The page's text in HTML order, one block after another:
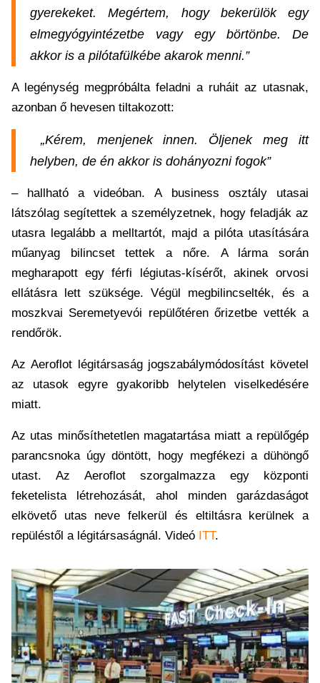
gyerekeket. Megértem, hogy bekerülök egy
elmegyógyintézetbe vagy egy börtönbe. De
akkor is a pilótafülkébe akarok menni.”
A legénység megpróbálta feladni a ruháit az utasnak,
azonban ő hevesen tiltakozott:
„Kérem, menjenek innen. Öljenek meg itt
helyben, de én akkor is dohányozni fogok”
– hallható a videóban. A business osztály utasai
látszólag segítettek a személyzetnek, hogy feladják az
utasra legalább a melltartót, majd a pilóta utasítására
műanyag bilincset tettek a nőre. A lárma során
megharapott egy férfi légiutas-kísérőt, akinek orvosi
ellátásra lett szüksége. Végül megbilincselték, és a
moszkvai Seremetyevói repülőtéren őrizetbe vették a
rendőrök.
Az Aeroflot légitársaság jogszabálymódosítást követel
az utasok egyre gyakoribb helytelen viselkedésére
miatt.
Az utas minősíthetetlen magatartása miatt a repülőgép
parancsnoka úgy döntött, hogy megfékezi a dühöngő
utast. Az Aeroflot szorgalmazza egy központi
feketelista létrehozását, ahol minden garázdaságot
elkövető utas neve felkerül és eltiltásra kerülnek a
repüléstől a légitársaságnál. Videó ITT.